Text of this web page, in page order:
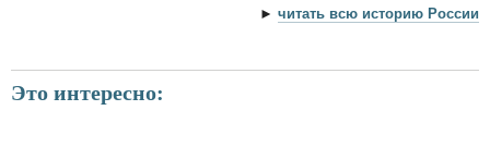
► читать всю историю России
Это интересно: